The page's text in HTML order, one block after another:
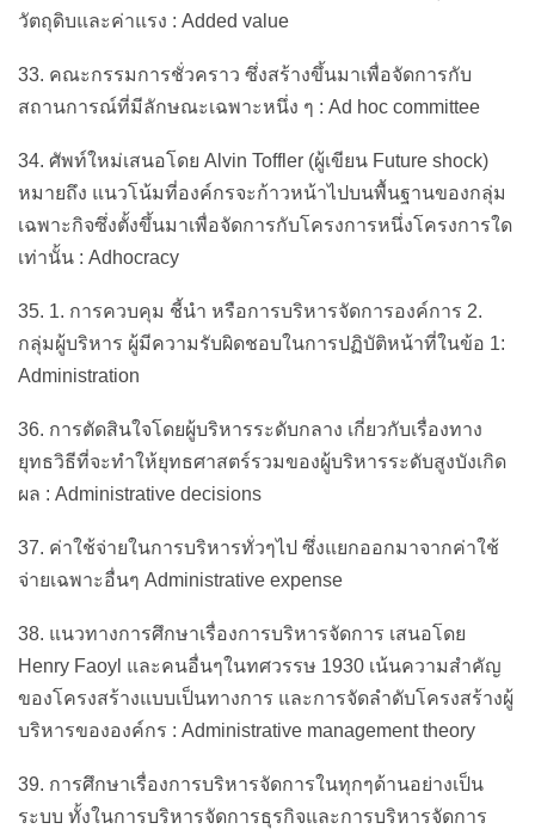
วัตถุดิบและค่าแรง : Added value
33. คณะกรรมการชั่วคราว ซึ่งสร้างขึ้นมาเพื่อจัดการกับ
สถานการณ์ที่มีลักษณะเฉพาะหนึ่ง ๆ : Ad hoc committee
34. ศัพท์ใหม่เสนอโดย Alvin Toffler (ผู้เขียน Future shock)
หมายถึง แนวโน้มที่องค์กรจะก้าวหน้าไปบนพื้นฐานของกลุ่ม
เฉพาะกิจซึ่งตั้งขึ้นมาเพื่อจัดการกับโครงการหนึ่งโครงการใด
เท่านั้น : Adhocracy
35. 1. การควบคุม ชี้นำ หรือการบริหารจัดการองค์การ 2.
กลุ่มผู้บริหาร ผู้มีความรับผิดชอบในการปฏิบัติหน้าที่ในข้อ 1:
Administration
36. การตัดสินใจโดยผู้บริหารระดับกลาง เกี่ยวกับเรื่องทาง
ยุทธวิธีที่จะทำให้ยุทธศาสตร์รวมของผู้บริหารระดับสูงบังเกิด
ผล : Administrative decisions
37. ค่าใช้จ่ายในการบริหารทั่วๆไป ซึ่งแยกออกมาจากค่าใช้
จ่ายเฉพาะอื่นๆ Administrative expense
38. แนวทางการศึกษาเรื่องการบริหารจัดการ เสนอโดย
Henry Faoyl และคนอื่นๆในทศวรรษ 1930 เน้นความสำคัญ
ของโครงสร้างแบบเป็นทางการ และการจัดลำดับโครงสร้างผู้
บริหารขององค์กร : Administrative management theory
39. การศึกษาเรื่องการบริหารจัดการในทุกๆด้านอย่างเป็น
ระบบ ทั้งในการบริหารจัดการธุรกิจและการบริหารจัดการ